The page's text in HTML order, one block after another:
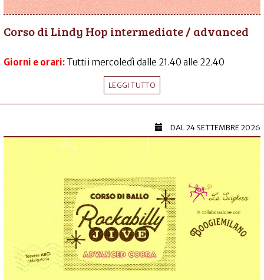
Corso di Lindy Hop intermediate / advanced
Giorni e orari: Tutti i mercoledì dalle 21.40 alle 22.40
LEGGI TUTTO
DAL24 SETTEMBRE 2026